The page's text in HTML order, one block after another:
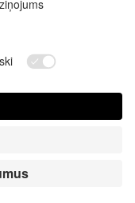
nustatymai
Nospied Pieteikties